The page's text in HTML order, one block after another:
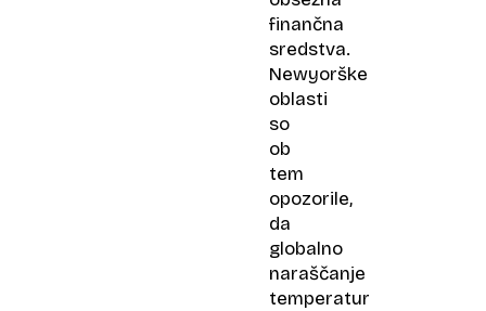
finančna
sredstva.
Newyorške
oblasti
so
ob
tem
opozorile,
da
globalno
naraščanje
temperatur